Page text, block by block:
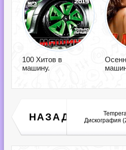
100 Хитов в
машину.
НАЗАД Fader Wolf - an
Дискография